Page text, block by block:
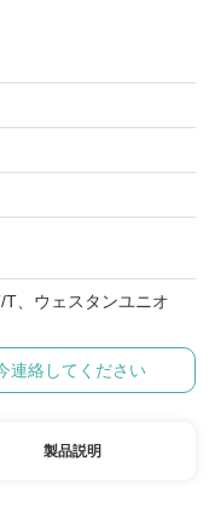
、ウェスタンユニオ
連絡してください
製品説明